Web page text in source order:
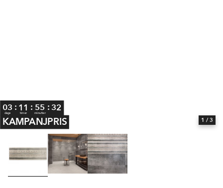
03
dage
: 11
timer
: 55
minutter
:32
KAMPANJPRIS 1 / 3